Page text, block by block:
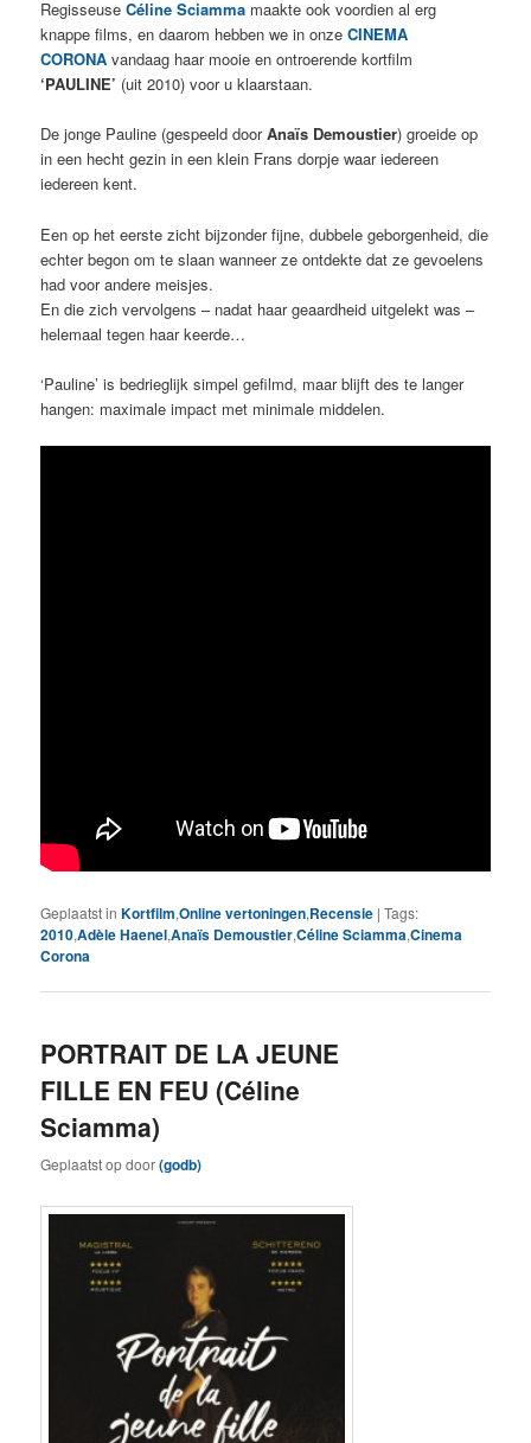
RegisseuseCéline Sciamma maakte ook voordien al erg
knappe films, en daarom hebben we in onzeCINEMA
CORONA vandaag haar mooie en ontroerende kortfilm
‘PAULINE’ (uit 2010) voor u klaarstaan.
De jonge Pauline (gespeeld doorAnaïs Demoustier) groeide op
in een hecht gezin in een klein Frans dorpje waar iedereen
iedereen kent.
Een op het eerste zicht bijzonder fijne, dubbele geborgenheid, die
echter begon om te slaan wanneer ze ontdekte dat ze gevoelens
had voor andere meisjes.
En die zich vervolgens – nadat haar geaardheid uitgelekt was –
helemaal tegen haar keerde…
‘Pauline’ is bedrieglijk simpel gefilmd, maar blijft des te langer
hangen: maximale impact met minimale middelen.
Geplaatst in Kortfilm,Online vertoningen,Recensie |Tags:
2010,Adèle Haenel,Anaïs Demoustier,Céline Sciamma,Cinema
Corona
PORTRAIT DE LA JEUNE
FILLE EN FEU (Céline
Sciamma)
Geplaatst opdoor(godb)